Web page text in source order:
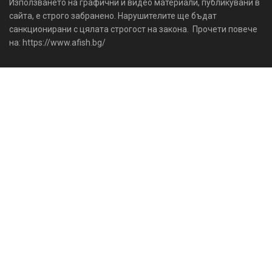
Използването на графични и видео материали, публикувани в
сайта, е строго забранено. Нарушителите ще бъдат
санкционирани с цялата строгост на закона. Прочети повече
на: https://www.afish.bg/